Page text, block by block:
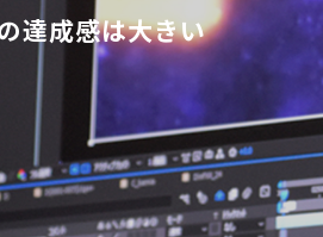
達成感は大きい